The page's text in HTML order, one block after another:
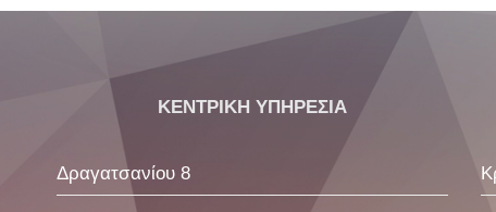
ΚΕΝΤΡΙΚΗ ΥΠΗΡΕΣΙΑ
Δραγατσανίου 8